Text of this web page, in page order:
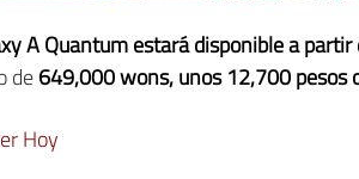
A Quantum estará disponible a
de649,000 wons, unos 12,700 pesos
Hoy